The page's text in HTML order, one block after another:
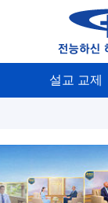
설교 교제